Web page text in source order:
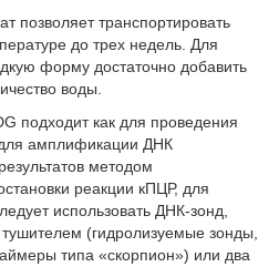
позволяет транспортировать
до трех недель. Для
форму достаточно добавить
воды.
подходит как для проведения
амплификации ДНК
методом
реакции кПЦР, для
использовать ДНК-зонд,
(гидролизуемые зонды,
типа «скорпион») или два